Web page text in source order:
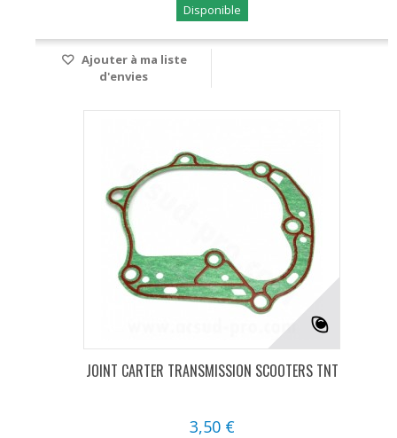
Disponible
Ajouter à ma liste
d'envies
JOINT CARTER TRANSMISSION SCOOTERS TNT
3,50 €